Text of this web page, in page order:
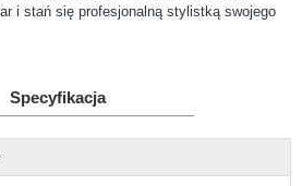
i stań się profesjonalną stylistką swojego
Specyfikacja